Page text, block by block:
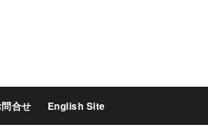
問合せ English Site